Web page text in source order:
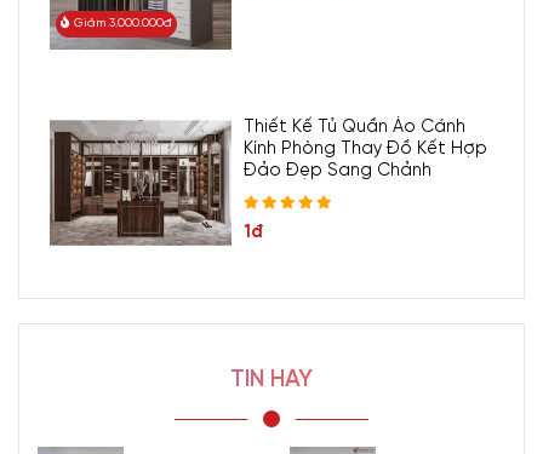
Phủ Melamine Màu Nâu Có Ngăn Kéo + Đầu Nệm
Giảm 3.000.000đ
Thiết Kế Tủ Quần Áo Cánh
Kính Phòng Thay Đồ Kết Hợp
Đảo Đẹp Sang Chảnh
1đ
TIN HAY